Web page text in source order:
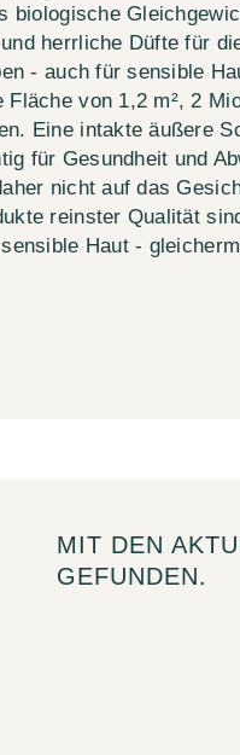
biologische
herrliche Düfte für
- auch für sensible
von 1,2 m², 2
Eine intakte äußere
für Gesundheit und
nicht auf das
reinster Qualität
Haut -
MIT DEN
GEFUNDEN.